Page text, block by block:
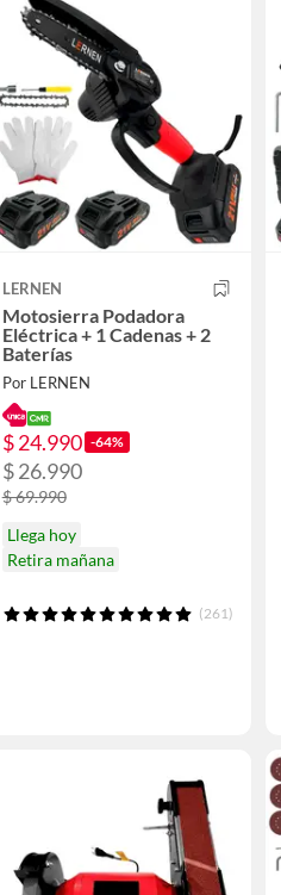
LERNEN
Motosierra Podadora
Eléctrica + 1 Cadenas + 2
Baterías
Por LERNEN
$ 24.990 -64%
$ 26.990
$ 69.990
Llega hoy
Retira mañana
(261)